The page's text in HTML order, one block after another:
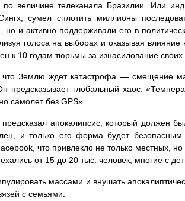
по величине телеканала Бразилии. Или
сумел сплотить миллионы
но и активно поддерживали его в
голоса на выборах и оказывая влияние
к 10 годам тюрьмы за изнасилование своих
Землю ждет катастрофа — смещение
предсказывает глобальный хаос:
самолет без GPS».
предсказал апокалипсис, который должен
и только его ферма будет
что привлекло не только местных,
от 15 до 20 тыс. человек, многие с
массами и внушать
с семьями.